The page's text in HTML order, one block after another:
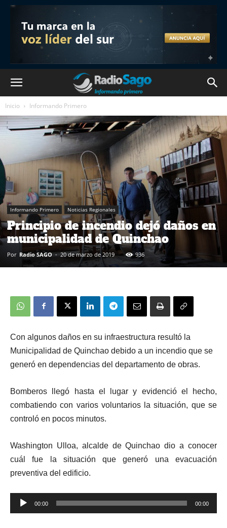
Inicio Informando Primero
Informando Primero Noticias Regionales
Principio de incendio dejó daños en
municipalidad de Quinchao
Por Radio SAGO - 20 de marzo de 2019 936
Con algunos daños en su infraestructura resultó la
Municipalidad de Quinchao debido a un incendio que se
generó en dependencias del departamento de obras.
Bomberos llegó hasta el lugar y evidenció el hecho,
combatiendo con varios voluntarios la situación, que se
controló en pocos minutos.
Washington Ulloa, alcalde de Quinchao dio a conocer
cuál fue la situación que generó una evacuación
preventiva del edificio.
Reproductor
de
00:00 00:00